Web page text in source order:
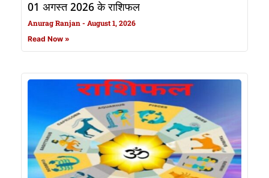
01 अगस्त 2026 के राशिफल
Anurag Ranjan August 1, 2026
Read Now »